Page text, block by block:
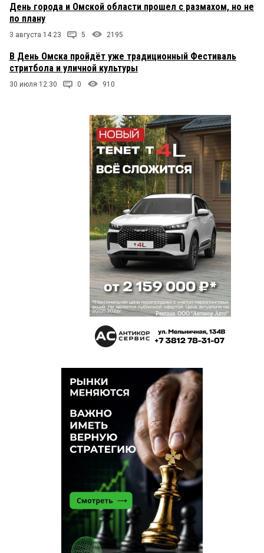
День города и Омской области прошел с размахом, но не
по плану
3 августа 14:23 5 2195
В День Омска пройдёт уже традиционный Фестиваль
стритбола и уличной культуры
30 июля 12:30 0 910